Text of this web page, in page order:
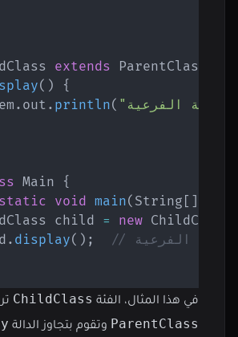
extends ParentClass
( )
{
. out . println(
Main
{
static void main( String
child = new ChildClass
. display( ) ;
الفرعية
في هذا المثال، الفئة ChildClass
ParentClass وتقوم بتجاوز الدالة